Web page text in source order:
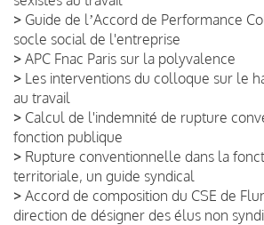
> Guide de lʼAccord de Performance
socle social de l'entreprise
> APC Fnac Paris sur la polyvalence
> Les interventions du colloque sur le
au travail
> Calcul de l'indemnité de rupture
fonction publique
> Rupture conventionnelle dans la
territoriale, un guide syndical
> Accord de composition du CSE de
direction de désigner des élus non